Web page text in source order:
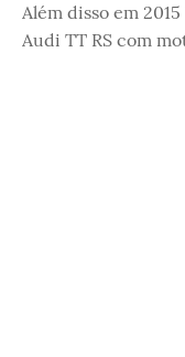
Além disso em
Audi TT RS com